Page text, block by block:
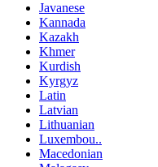
Javanese
Kannada
Kazakh
Khmer
Kurdish
Kyrgyz
Latin
Latvian
Lithuanian
Luxembou..
Macedonian